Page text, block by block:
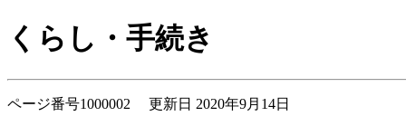
くらし・手続き
ページ番号1000002 更新日 2020年9月14日